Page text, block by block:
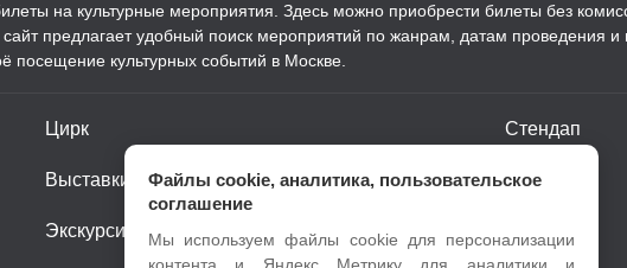
на культурные мероприятия. Здесь можно приобрести билеты без
предлагает удобный поиск мероприятий по жанрам, датам проведения
посещение культурных событий в Москве.
Цирк
Выставки
Экскурсии
Стендап
Шоу
Файлы cookie, аналитика, пользовательское
соглашение
Мы используем файлы cookie для персонализации